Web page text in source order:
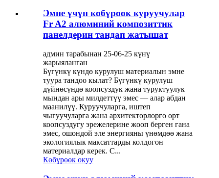
Эмне үчүн көбүрөөк куруучулар
Fr A2 алюминий композиттик
панелдерин тандап жатышат
админ тарабынан 25-06-25 күнү
жарыяланган
Бүгүнкү күндө курулуш материалын эмне
туура тандоо кылат? Бүгүнкү курулуш
дүйнөсүндө коопсуздук жана туруктуулук
мындан ары милдеттүү эмес — алар абдан
маанилүү. Куруучуларга, иштеп
чыгуучуларга жана архитекторлорго өрт
коопсуздугу эрежелерине жооп берген гана
эмес, ошондой эле энергияны үнөмдөө жана
экологиялык максаттарды колдогон
материалдар керек. С...
Көбүрөөк окуу